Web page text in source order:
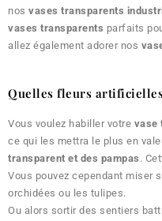
nos vases transparents
vases transparents parfaits
allez également adorer nos
Quelles fleurs
Vous voulez habiller votre vase
ce qui les mettra le plus en
transparent et des pampas .
Vous pouvez cependant miser
orchidées ou les tulipes.
Ou alors sortir des sentiers